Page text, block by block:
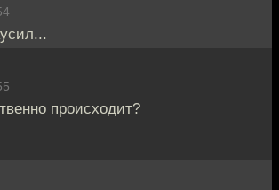
происходит?